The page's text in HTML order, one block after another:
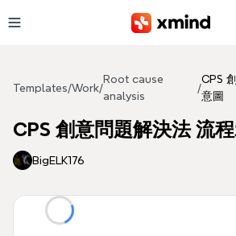
Templates/Work/
Root cause
analysis
/
CPS
意圖
CPS 創意問題解決法 流
BigELK176